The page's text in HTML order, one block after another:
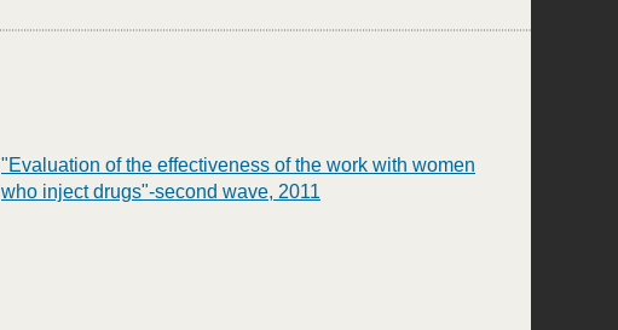
"Evaluation of the effectiveness of the work with women
who inject drugs"-second wave, 2011